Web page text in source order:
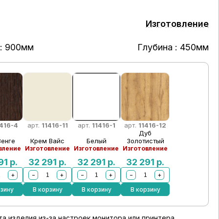
Изготовление
900мм Глубина : 450мм
4
р.
+
арт. 11416-11
Крем Вайс
Изготовление
32 291 р.
−
+
В корзину
арт. 11416-1
Белый
Изготовление
32 291 р.
−
+
В корзину
арт. 11416-12
Дуб
Золотистый
Изготовление
32 291 р.
−
+
В корзину